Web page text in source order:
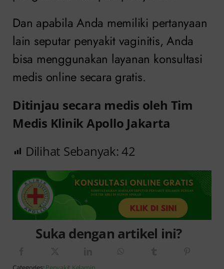
Dan apabila Anda memiliki pertanyaan
lain seputar penyakit vaginitis, Anda
bisa menggunakan layanan konsultasi
medis online secara gratis.
Ditinjau secara medis oleh Tim
Medis Klinik Apollo Jakarta
Dilihat Sebanyak:42
Suka dengan artikel ini?